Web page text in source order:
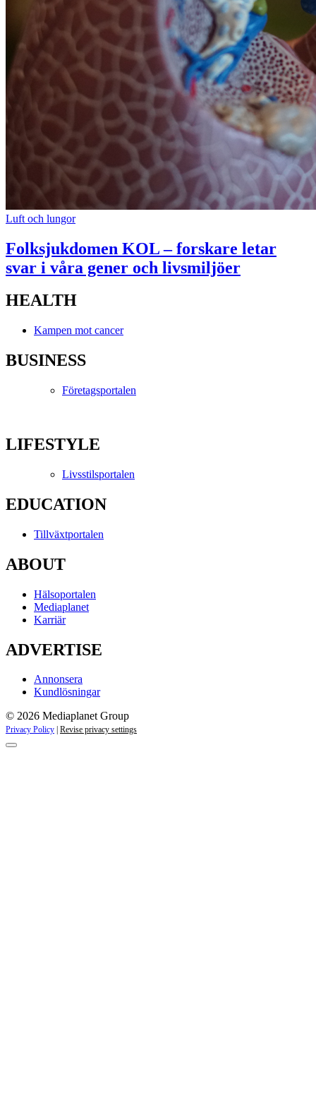
Luft och lungor
Folksjukdomen KOL – forskare letar
svar i våra gener och livsmiljöer
HEALTH
Kampen mot cancer
BUSINESS
Företagsportalen
LIFESTYLE
Livsstilsportalen
EDUCATION
Tillväxtportalen
ABOUT
Hälsoportalen
Mediaplanet
Karriär
ADVERTISE
Annonsera
Kundlösningar
© 2026 Mediaplanet Group
Privacy Policy Revise privacy settings